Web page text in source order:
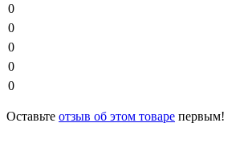
0
0
0
0
0
Оставьте отзыв об этом товаре первым!